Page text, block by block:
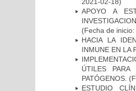
APOYO A
(Fecha de
HACIA LA
INMUNE EN LA
ÚTILES
PATÓGENOS.
ESTUDIO